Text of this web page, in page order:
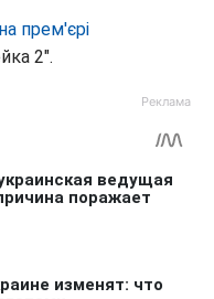
прем'єрі
2".